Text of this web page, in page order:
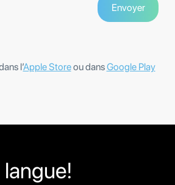
l’Apple Storeou dansGoogle Play
langue!